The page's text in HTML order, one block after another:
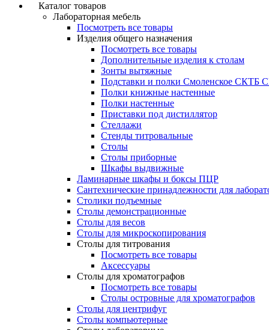
Каталог товаров
Лабораторная мебель
Посмотреть все товары
Изделия общего назначения
Посмотреть все товары
Дополнительные изделия к столам
Зонты вытяжные
Подставки и полки Смоленское СКТБ
Полки книжные настенные
Полки настенные
Приставки под дистиллятор
Стеллажи
Стенды титровальные
Столы
Столы приборные
Шкафы выдвижные
Ламинарные шкафы и боксы ПЦР
Сантехнические принадлежности для
Столики подъемные
Столы демонстрационные
Столы для весов
Столы для микроскопирования
Столы для титрования
Посмотреть все товары
Аксессуары
Столы для хроматографов
Посмотреть все товары
Столы островные для хроматографов
Столы для центрифуг
Столы компьютерные